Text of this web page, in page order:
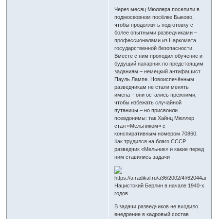
Через месяц Мюллера поселили в
подмосковном посёлке Быково,
чтобы продолжить подготовку с
более опытными разведчиками –
профессионалами из Наркомата
государственной безопасности.
Вместе с ним проходил обучение и
будущий напарник по предстоящим
заданиям – немецкий антифашист
Пауль Лампе. Новоиспечённым
разведчикам не стали менять
имена – они остались прежними,
чтобы избежать случайной
путаницы – но присвоили
псевдонимы: так Хайнц Мюллер
стал «Мельником» с
конспиративным номером 70860.
Как трудился на благо СССР
разведчик «Мельник» и какие перед
ним ставились задачи
Нацистский Берлин в начале 1940-х
годов
В задачи разведчиков не входило
внедрение в кадровый состав